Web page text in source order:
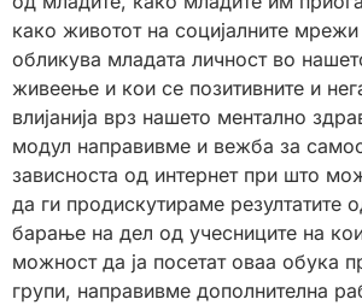
како животот на социјалните мрежи
обликува младата личност во
живеење и кои се позитивните и
влијанија врз нашето ментално
модул направивме и вежба за
зависноста од интернет при што
да ги продискутираме резултатите
барање на дел од учесниците на
можност да ја посетат оваа обука
групи, направивме дополнителна